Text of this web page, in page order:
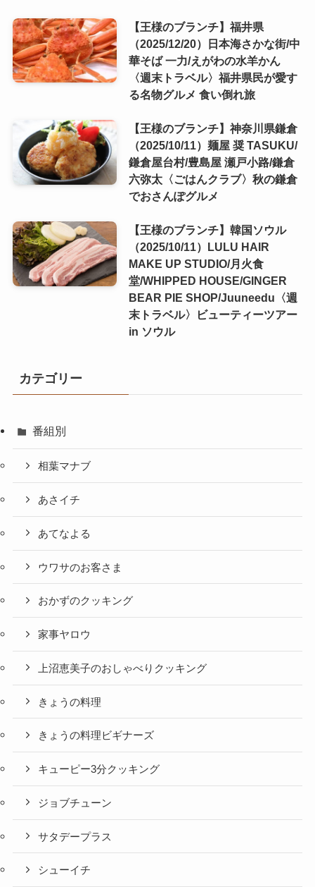
【王様のブランチ】福井県
（2025/12/20）日本海さかな街/中
華そば 一力/えがわの水羊かん
〈週末トラベル〉福井県民が愛す
る名物グルメ 食い倒れ旅
【王様のブランチ】神奈川県鎌倉
（2025/10/11）麺屋 奨 TASUKU/
鎌倉屋台村/豊島屋 瀬戸小路/鎌倉
六弥太〈ごはんクラブ〉秋の鎌倉
でおさんぽグルメ
【王様のブランチ】韓国ソウル
（2025/10/11）LULU HAIR
MAKE UP STUDIO/月火食
堂/WHIPPED HOUSE/GINGER
BEAR PIE SHOP/Juuneedu〈週
末トラベル〉ビューティーツアー
in ソウル
カテゴリー
番組別
相葉マナブ
あさイチ
あてなよる
ウワサのお客さま
おかずのクッキング
家事ヤロウ
上沼恵美子のおしゃべりクッキング
きょうの料理
きょうの料理ビギナーズ
キューピー3分クッキング
ジョブチューン
サタデープラス
シューイチ